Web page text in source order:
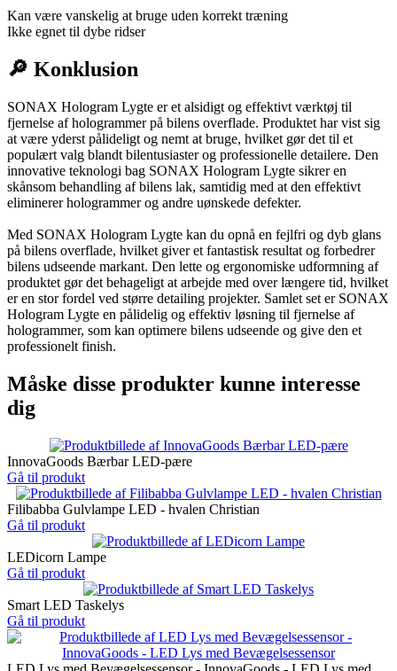
Kan være vanskelig at bruge uden korrekt træning
Ikke egnet til dybe ridser
🔎 Konklusion
SONAX Hologram Lygte er et alsidigt og effektivt værktøj til
fjernelse af hologrammer på bilens overflade. Produktet har vist sig
at være yderst pålideligt og nemt at bruge, hvilket gør det til et
populært valg blandt bilentusiaster og professionelle detailere. Den
innovative teknologi bag SONAX Hologram Lygte sikrer en
skånsom behandling af bilens lak, samtidig med at den effektivt
eliminerer hologrammer og andre uønskede defekter.
Med SONAX Hologram Lygte kan du opnå en fejlfri og dyb glans
på bilens overflade, hvilket giver et fantastisk resultat og forbedrer
bilens udseende markant. Den lette og ergonomiske udformning af
produktet gør det behageligt at arbejde med over længere tid, hvilket
er en stor fordel ved større detailing projekter. Samlet set er SONAX
Hologram Lygte en pålidelig og effektiv løsning til fjernelse af
hologrammer, som kan optimere bilens udseende og give den et
professionelt finish.
Måske disse produkter kunne interesse
dig
InnovaGoods Bærbar LED-pære
Gå til produkt
Filibabba Gulvlampe LED - hvalen Christian
Gå til produkt
LEDicorn Lampe
Gå til produkt
Smart LED Taskelys
Gå til produkt